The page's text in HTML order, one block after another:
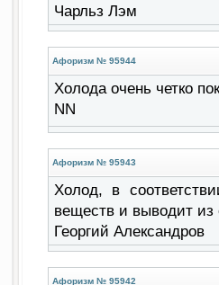
Чарльз Лэм
Афоризм № 95944
Холода очень четко
NN
Афоризм № 95943
Холод, в
веществ и выводит из
Георгий Александров
Афоризм № 95942